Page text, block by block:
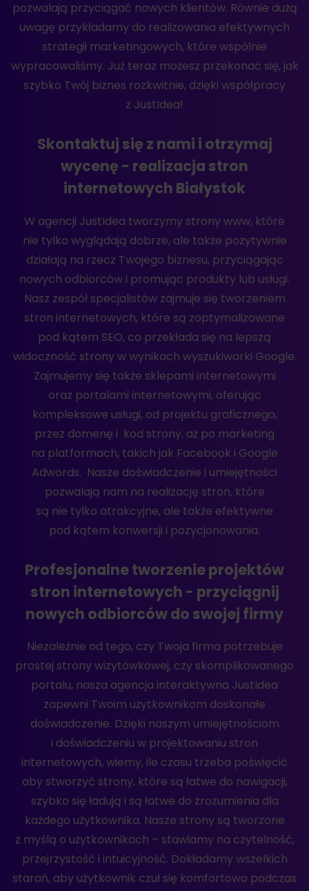
pozwalają przyciągać nowych klientów. Równie dużą
uwagę przykładamy do realizowania efektywnych
strategii marketingowych, które wspólnie
wypracowaliśmy. Już teraz możesz przekonać się, jak
szybko Twój biznes rozkwitnie, dzięki współpracy
z JustIdea!
Skontaktuj się z nami i otrzymaj
wycenę - realizacja stron
internetowych Białystok
W agencji JustIdea tworzymy strony www, które
nie tylko wyglądają dobrze, ale także pozytywnie
działają na rzecz Twojego biznesu, przyciągając
nowych odbiorców i promując produkty lub usługi.
Nasz zespół specjalistów zajmuje się tworzeniem
stron internetowych, które są zoptymalizowane
pod kątem SEO, co przekłada się na lepszą
widoczność strony w wynikach wyszukiwarki Google.
Zajmujemy się także sklepami internetowymi
oraz portalami internetowymi, oferując
kompleksowe usługi, od projektu graficznego,
przez domenę i kod strony, aż po marketing
na platformach, takich jak Facebook i Google
Adwords. Nasze doświadczenie i umiejętności
pozwalają nam na realizację stron, które
są nie tylko atrakcyjne, ale także efektywne
pod kątem konwersji i pozycjonowania.
Profesjonalne tworzenie projektów
stron internetowych - przyciągnij
nowych odbiorców do swojej firmy
Niezależnie od tego, czy Twoja firma potrzebuje
prostej strony wizytówkowej, czy skomplikowanego
portalu, nasza agencja interaktywna JustIdea
zapewni Twoim użytkownikom doskonałe
doświadczenie. Dzięki naszym umiejętnościom
i doświadczeniu w projektowaniu stron
internetowych, wiemy, ile czasu trzeba poświęcić
aby stworzyć strony, które są łatwe do nawigacji,
szybko się ładują i są łatwe do zrozumienia dla
każdego użytkownika. Nasze strony są tworzone
z myślą o użytkownikach – stawiamy na czytelność,
przejrzystość i intuicyjność. Dokładamy wszelkich
starań, aby użytkownik czuł się komfortowo podczas